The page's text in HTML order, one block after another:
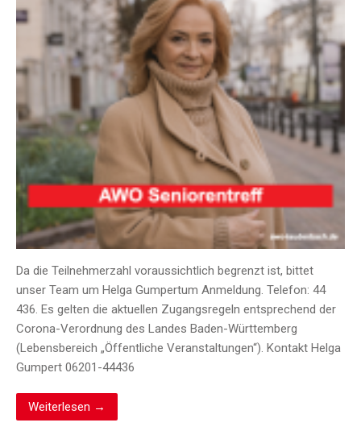
Da die Teilnehmerzahl voraussichtlich begrenzt ist, bittet
unser Team um Helga Gumpertum Anmeldung. Telefon: 44
436. Es gelten die aktuellen Zugangsregeln entsprechend der
Corona-Verordnung des Landes Baden-Württemberg
(Lebensbereich „Öffentliche Veranstaltungen“). Kontakt Helga
Gumpert 06201-44436
Weiterlesen →